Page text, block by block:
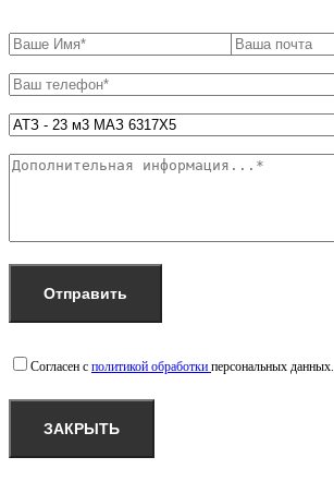
Согласен с политикой обработки персональных данных.
ЗАКРЫТЬ